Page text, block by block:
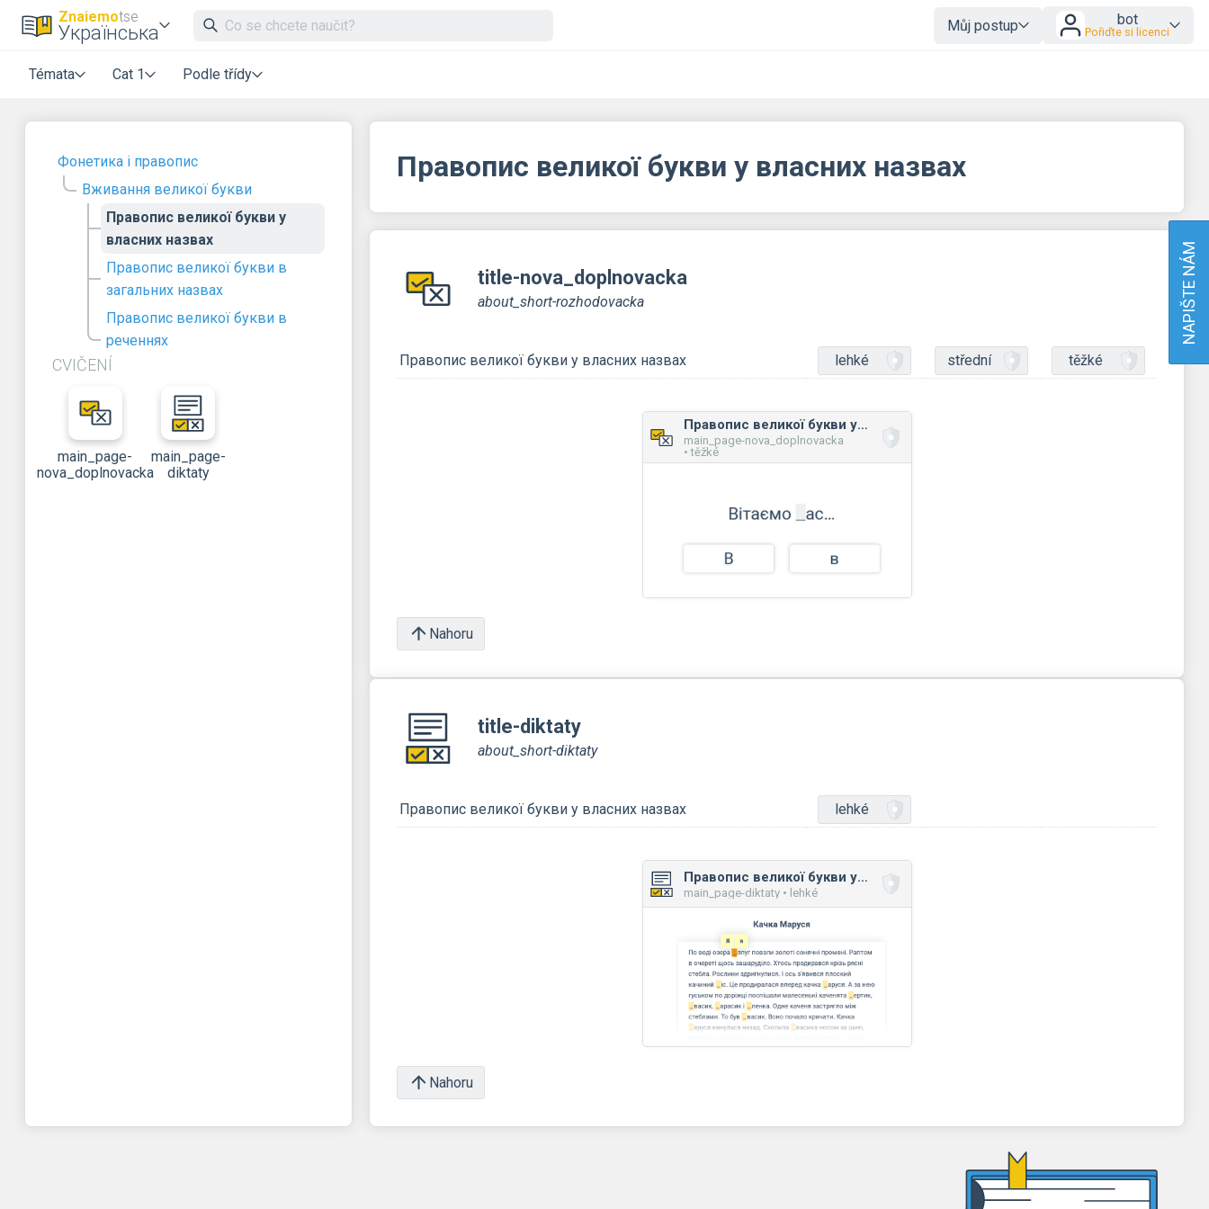
Znaiemotse
Українська Můj postup bot
Pořiďte si licenci
Témata Cat 1 Podle třídy
Фонетика і правопис
Вживання великої букви
Правопис великої букви у
власних назвах
Правопис великої букви в
загальних назвах
Правопис великої букви в
реченнях
CVIČENÍ
main_page-
nova_doplnovacka
main_page-
diktaty
Правопис великої букви у власних назвах
title-nova_doplnovacka
about_short-rozhodovacka
Правопис великої букви у власних назвах lehké střední těžké
Правопис великої букви у власних назвах
main_page-nova_doplnovacka
• těžké
Nahoru
title-diktaty
about_short-diktaty
Правопис великої букви у власних назвах lehké
Правопис великої букви у власних назвах
main_page-diktaty • lehké
Nahoru
NAPIŠTE NÁM